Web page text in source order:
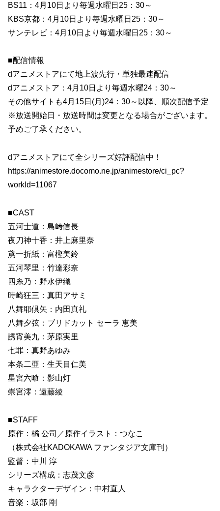
BS11：4月10日より毎週水曜日25：30～
KBS京都：4月10日より毎週水曜日25：30～
サンテレビ：4月10日より毎週水曜日25：30～
■配信情報
dアニメストアにて地上波先行・単独最速配信
dアニメストア：4月10日より毎週水曜24：30～
その他サイトも4月15日(月)24：30～以降、順次配信予定
※放送開始日・放送時間は変更となる場合がございます。
予めご了承ください。
dアニメストアにて全シリーズ好評配信中！
https://animestore.docomo.ne.jp/animestore/ci_pc?
workId=11067
■CAST
五河士道：島﨑信長
夜刀神十香：井上麻里奈
鳶一折紙：富樫美鈴
五河琴里：竹達彩奈
四糸乃：野水伊織
時崎狂三：真田アサミ
八舞耶倶矢：内田真礼
八舞夕弦：ブリドカット セーラ 恵美
誘宵美九：茅原実里
七罪：真野あゆみ
本条二亜：生天目仁美
星宮六喰：影山灯
崇宮澪：遠藤綾
■STAFF
原作：橘 公司／原作イラスト：つなこ
（株式会社KADOKAWA ファンタジア文庫刊）
監督：中川 淳
シリーズ構成：志茂文彦
キャラクターデザイン：中村直人
音楽：坂部 剛